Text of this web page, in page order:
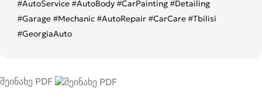
#AutoService #AutoBody #CarPainting #Detailing
#Garage #Mechanic #AutoRepair #CarCare #Tbilisi
#GeorgiaAuto
შეინახე PDF